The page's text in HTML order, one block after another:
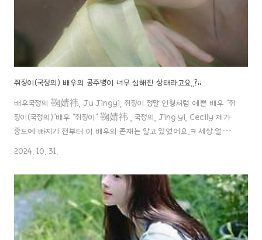
쥐징이(국정의) 배우의 공주병이 너무 심해진 상태라고요..?;;
배우국정의 鞠婧祎, Ju Jingyi, 쥐징이 정말 인형처럼 예쁜 배우 "쥐
징이(국정의)"배우 "쥐징이" 鞠婧祎 , 국정의, Jing yi, Cecily 제가
중드에 빠지기 전부터 이 배우의 존재는 알고 있었어요..ㅋ 세상 얼굴이
인형처럼 예쁘게 생겨서 일본에 천년돌이 있다면 중국에는 사천년돌이
해진 상태라고요..?;; 배우 조려영의 부유방, 양미의 납작 엉덩
이, 쥐징이의 다리.. 중국 여자 스타들의 몸매 역시 현실배우 조려영의
부유방, 양미의 납작 엉덩이, 쥐징이의 다리.. 중국 여자 스타들의 몸매
역시 현실적..!ㄷㄷ 중국 연예계는 정말 미인들이 너무 많고 각자의 아름
다움은 사람들로 하여금 쉽게aaa88..
2024. 10. 31.